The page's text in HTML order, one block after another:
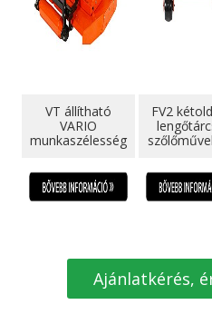
VT állítható
VARIO
munkaszélesség
FV2
Ajánlatkérés,